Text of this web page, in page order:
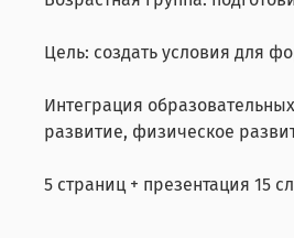
Цель: создать условия для
Интеграция
развитие, физическое
5 страниц + презентация 15